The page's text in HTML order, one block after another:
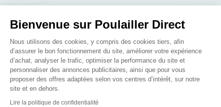
Bienvenue sur Poulailler Direct
Plateforme de Gestion du
Nous utilisons des cookies, y compris des cookies tiers, afin
d’assurer le bon fonctionnement du site, améliorer votre expérience
d’achat, analyser le trafic, optimiser la performance du site et
personnaliser des annonces publicitaires, ainsi que pour vous
proposer des offres adaptées selon vos centres d’intérêt, sur notre
site et en dehors.
Lire la politique de confidentialitéAxeptio consent
Nous répondons à toutes vos
questions ;)
Posez-nous vos questions